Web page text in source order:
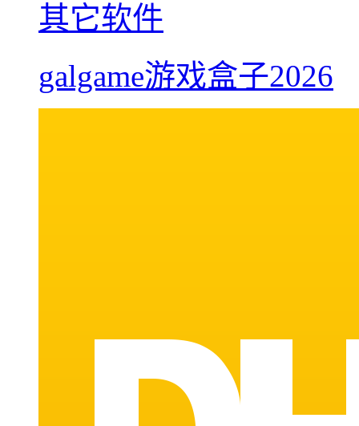
其它软件
galgame游戏盒子2026